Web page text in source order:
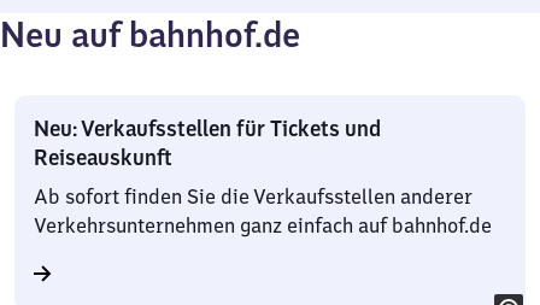
Neu auf bahnhof.de
Neu: Verkaufsstellen für Tickets und
Reiseauskunft
Ab sofort finden Sie die Verkaufsstellen anderer
Verkehrsunternehmen ganz einfach auf bahnhof.de